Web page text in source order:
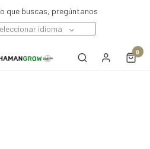
que buscas, pregúntanos
idioma
0